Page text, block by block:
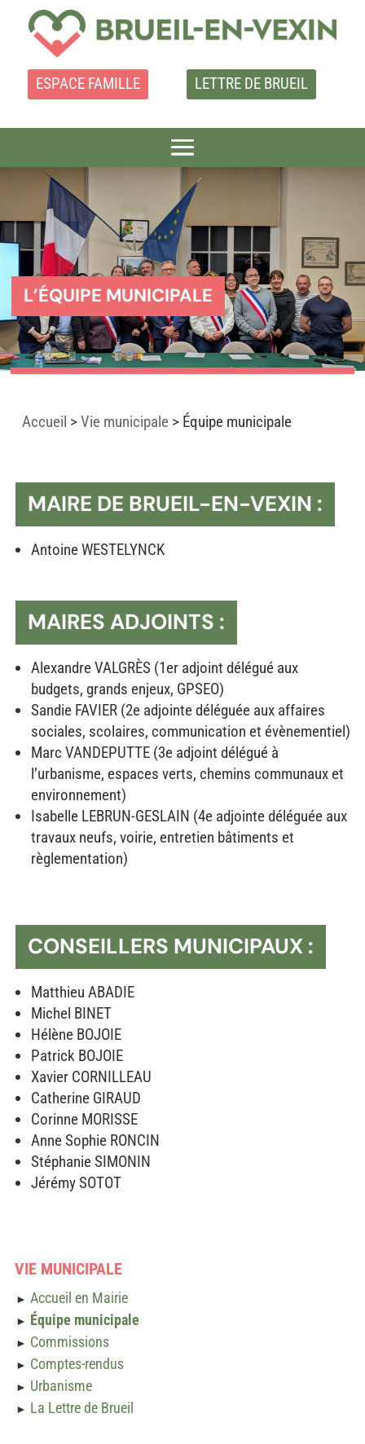
ESPACE FAMILLE LETTRE DE BRUEIL
L’ÉQUIPE MUNICIPALE
Accueil > Vie municipale> Équipe municipale
MAIRE DE BRUEIL-EN-VEXIN :
Antoine WESTELYNCK
MAIRES ADJOINTS :
Alexandre VALGRÈS (1er adjoint délégué aux
budgets, grands enjeux, GPSEO)
Sandie FAVIER (2e adjointe déléguée aux affaires
sociales, scolaires, communication et évènementiel)
Marc VANDEPUTTE (3e adjoint délégué à
l’urbanisme, espaces verts, chemins communaux et
environnement)
Isabelle LEBRUN-GESLAIN (4e adjointe déléguée aux
travaux neufs, voirie, entretien bâtiments et
règlementation)
CONSEILLERS MUNICIPAUX :
Matthieu ABADIE
Michel BINET
Hélène BOJOIE
Patrick BOJOIE
Xavier CORNILLEAU
Catherine GIRAUD
Corinne MORISSE
Anne Sophie RONCIN
Stéphanie SIMONIN
Jérémy SOTOT
VIE MUNICIPALE
► Accueil en Mairie
► Équipe municipale
► Commissions
► Comptes-rendus
► Urbanisme
► La Lettre de Brueil